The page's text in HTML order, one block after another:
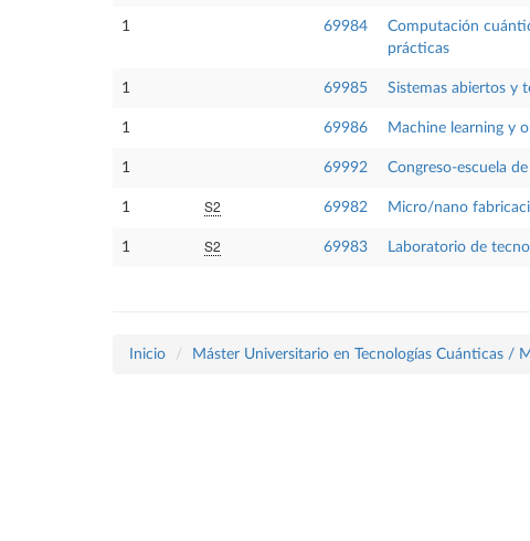
1 69984
Computación
prácticas
1 69985 Sistemas abiertos y
1 69986 Machine learning y
1 69992 Congreso-escuela
1 S2 69982 Micro/nano
1 S2 69983 Laboratorio de
Inicio Máster Universitario en Tecnologías Cuánticas /